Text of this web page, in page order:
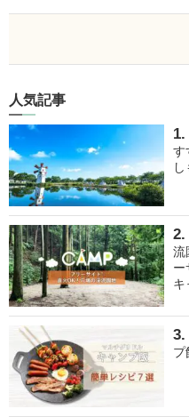
人気記事
す
し
流
ー
キ
プ